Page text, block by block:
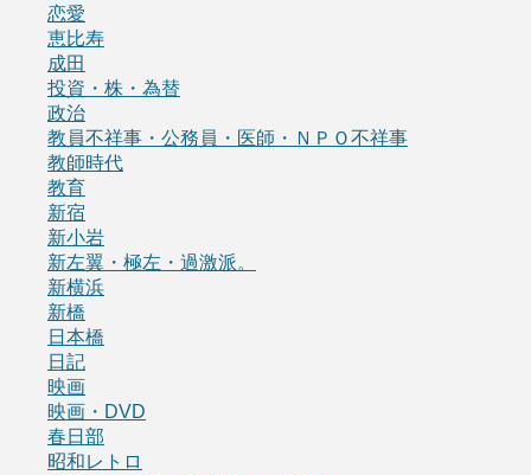
恋愛
恵比寿
成田
投資・株・為替
政治
教員不祥事・公務員・医師・ＮＰＯ不祥事
教師時代
教育
新宿
新小岩
新左翼・極左・過激派。
新横浜
新橋
日本橋
日記
映画
映画・DVD
春日部
昭和レトロ